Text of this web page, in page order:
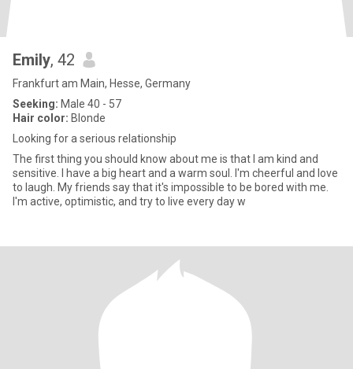
Emily, 42
Frankfurt am Main, Hesse, Germany
Seeking: Male 40 - 57
Hair color: Blonde
Looking for a serious relationship
The first thing you should know about me is that I am kind and
sensitive. I have a big heart and a warm soul. I'm cheerful and love
to laugh. My friends say that it's impossible to be bored with me.
I'm active, optimistic, and try to live every day w